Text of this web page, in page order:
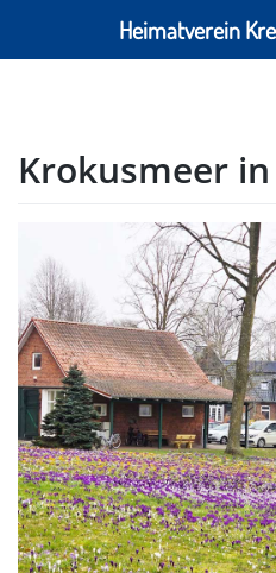
Krokusmeer in
Heimatverein